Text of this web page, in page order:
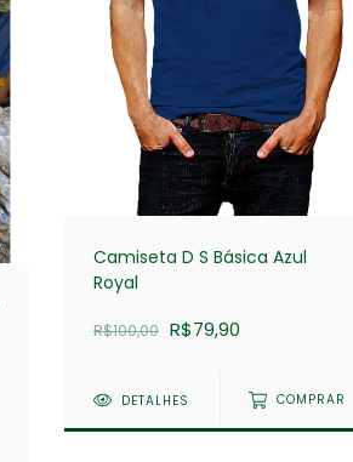
Camiseta D S Básica Azul
Royal
R$100,00 R$79,90
DETALHES COMPRAR